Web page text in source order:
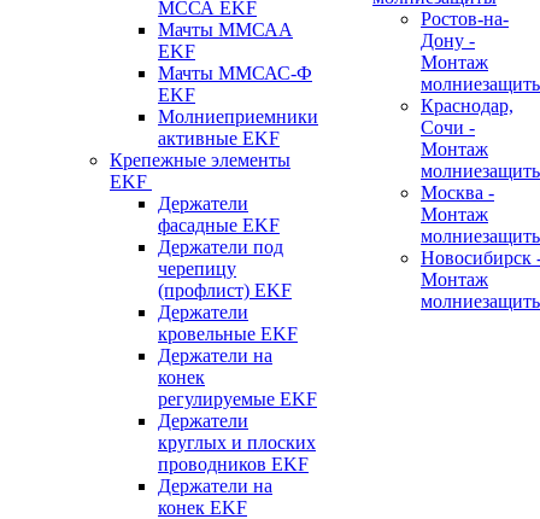
МССА EKF
Мачты ММСАА
EKF
Мачты ММСАС-Ф
EKF
Молниеприемники
активные EKF
Крепежные элементы
EKF
Держатели
фасадные EKF
Держатели под
черепицу
(профлист) EKF
Держатели
кровельные EKF
Держатели на
конек
регулируемые EKF
Держатели
круглых и плоских
проводников EKF
Держатели на
конек EKF
Ростов-на-
Дону -
Монтаж
Краснодар,
Сочи -
Монтаж
Москва -
Монтаж
Новосибирск
Монтаж